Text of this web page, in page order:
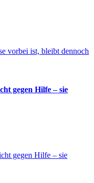
gegen Hilfe – sie